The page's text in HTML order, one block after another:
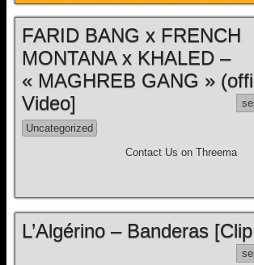
FARID BANG x FRENCH
MONTANA x KHALED –
« MAGHREB GANG »
Video]
Uncategorized
Contact Us on Threema
L’Algérino – Banderas